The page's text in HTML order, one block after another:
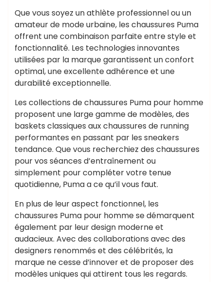
Que vous soyez un athlète professionnel ou un
amateur de mode urbaine, les chaussures Puma
offrent une combinaison parfaite entre style et
fonctionnalité. Les technologies innovantes
utilisées par la marque garantissent un confort
optimal, une excellente adhérence et une
durabilité exceptionnelle.
Les collections de chaussures Puma pour homme
proposent une large gamme de modèles, des
baskets classiques aux chaussures de running
performantes en passant par les sneakers
tendance. Que vous recherchiez des chaussures
pour vos séances d’entraînement ou
simplement pour compléter votre tenue
quotidienne, Puma a ce qu’il vous faut.
En plus de leur aspect fonctionnel, les
chaussures Puma pour homme se démarquent
également par leur design moderne et
audacieux. Avec des collaborations avec des
designers renommés et des célébrités, la
marque ne cesse d’innover et de proposer des
modèles uniques qui attirent tous les regards.